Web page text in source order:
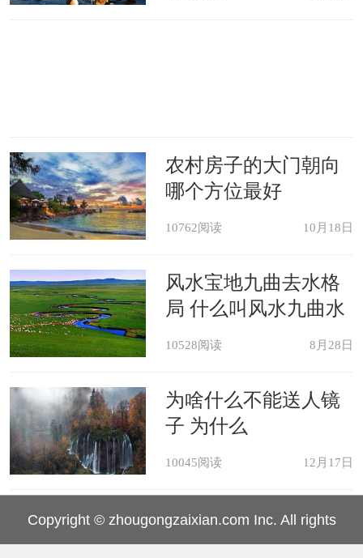
农村房子的大门朝向
哪个方位最好
10762阅读 10月18日
风水宝地九曲去水格
局 什么叫风水九曲水
10528阅读 8月28日
为啥什么不能送人镜
子 为什么
10045阅读 12月17日
Copyright © zhougongzaixian.com Inc. All rights